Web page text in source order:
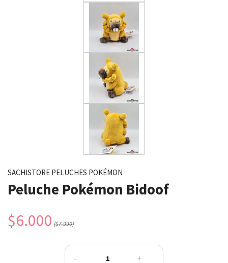
SACHISTORE PELUCHES POKÉMON
Peluche Pokémon Bidoof
$6.000 ($7.990)
- +